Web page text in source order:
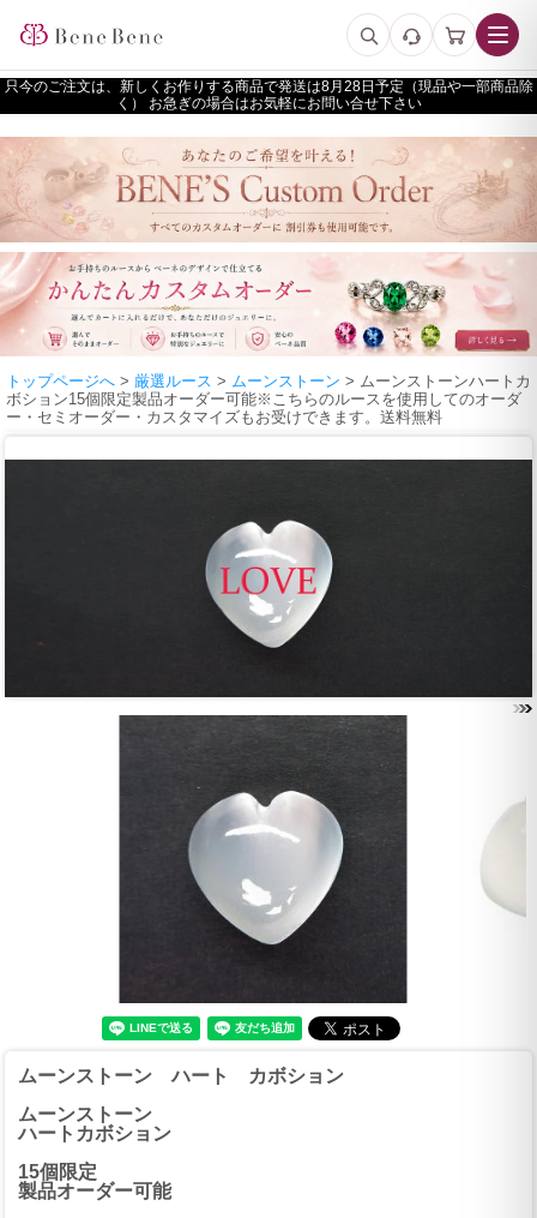
只今のご注文は、新しくお作りする商品で発送は
予定（現品や一部商品除
く） お急ぎの場合はお気軽にお問い合せ下さい
トップページへ > 厳選ルース > ムーンストーン > ムーンストーンハートカ
ボション15個限定製品オーダー可能※こちらのルースを使用してのオーダ
ー・セミオーダー・カスタマイズもお受けできます。送料無料
ムーンストーン ハート カボション
ムーンストーン
ハートカボション
15個限定
製品オーダー可能